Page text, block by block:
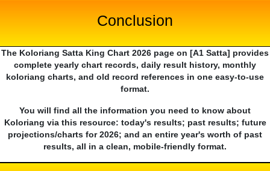
Conclusion
The Koloriang Satta King Chart 2026 page on [A1 Satta] provides
complete yearly chart records, daily result history, monthly
koloriang charts, and old record references in one easy-to-use
format.
You will find all the information you need to know about
Koloriang via this resource: today's results; past results; future
projections/charts for 2026; and an entire year's worth of past
results, all in a clean, mobile-friendly format.